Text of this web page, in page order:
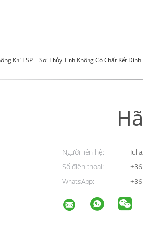
Khí TSP Sợi Thủy Tinh Không Có Chất Kết Dính
Người liên hệ:
Số điện thoại:
WhatsApp: